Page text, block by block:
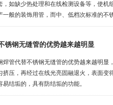
，如缺少热处理和在线检测设备等，使机
一般的装饰用管，而中、低档次标准的不
化工机械用管、热交换器用管等只有少数
锈钢无缝管的优势越来越明显
焊管代替不锈钢无缝管的优势越来越明显
挤压，再经过在线光亮固融退火，表面变
结垢的，具有防结垢的功能。